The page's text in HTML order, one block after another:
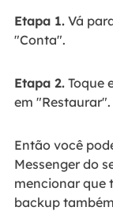
Etapa 1.Vá
"Conta".
Etapa 2.Toque
em "Restaurar".
Então você
Messenger do
mencionar que
backup